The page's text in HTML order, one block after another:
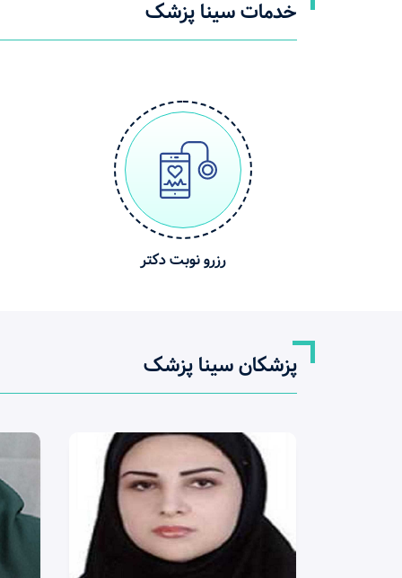
خدمات سینا پزشک
رزرو نوبت دکتر
پزشکان سینا پزشک